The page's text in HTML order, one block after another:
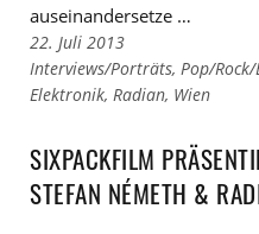
auseinandersetze …
22. Juli 2013
Links
zu
Kategorien
Interviews/Porträts, Pop/
Links
den
Tags
Elektronik, Radian, Wien
SIXPACKFILM
STEFAN NÉMETH &